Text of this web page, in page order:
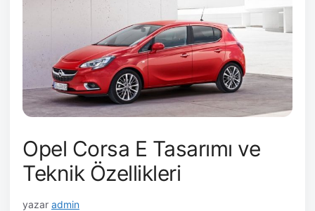
Opel Corsa E Tasarımı ve
Teknik Özellikleri
yazar admin